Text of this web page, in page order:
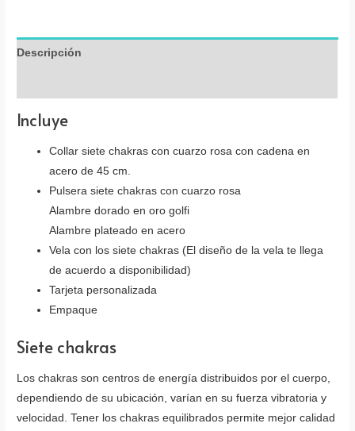
Descripción
Incluye
Collar siete chakras con cuarzo rosa con cadena en
acero de 45 cm.
Pulsera siete chakras con cuarzo rosa
Alambre dorado en oro golfi
Alambre plateado en acero
Vela con los siete chakras (El diseño de la vela te llega
de acuerdo a disponibilidad)
Tarjeta personalizada
Empaque
Siete chakras
Los chakras son centros de energía distribuidos por el cuerpo,
dependiendo de su ubicación, varían en su fuerza vibratoria y
velocidad. Tener los chakras equilibrados permite mejor calidad